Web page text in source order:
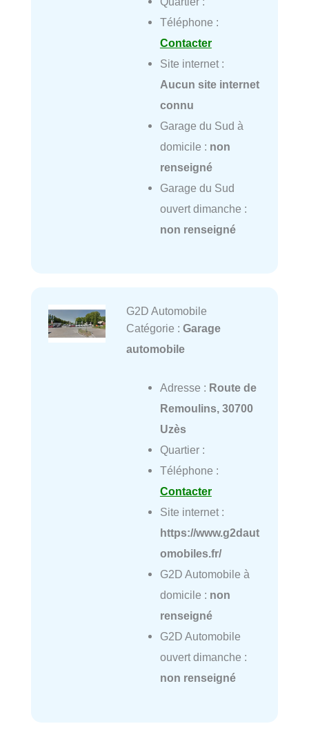
Téléphone :
Contacter
Site internet :
Aucun site internet
connu
Garage du Sud à
domicile : non
renseigné
Garage du Sud
ouvert dimanche :
non renseigné
G2D Automobile
Catégorie : Garage
automobile
Adresse : Route de
Remoulins, 30700
Uzès
Quartier :
Téléphone :
Contacter
Site internet :
https://www.g2daut
omobiles.fr/
G2D Automobile à
domicile : non
renseigné
G2D Automobile
ouvert dimanche :
non renseigné